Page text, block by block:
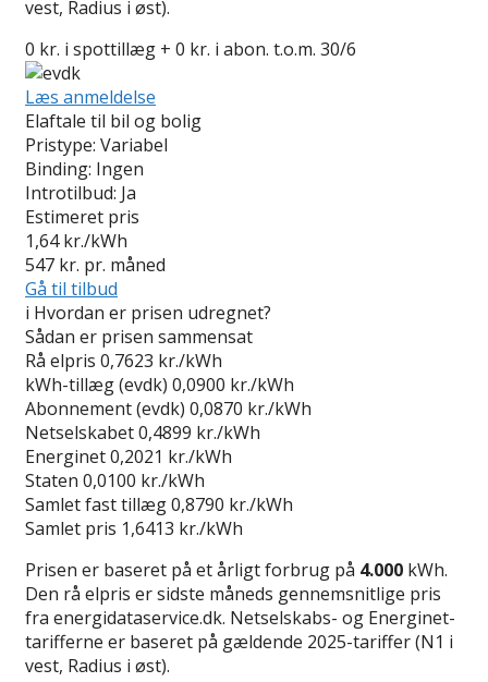
vest, Radius i øst).
0 kr. i spottillæg + 0 kr. i abon. t.o.m. 30/6
Læs anmeldelse
Elaftale til bil og bolig
Pristype: Variabel
Binding: Ingen
Introtilbud: Ja
Estimeret pris
1,64 kr./kWh
547 kr. pr. måned
Gå til tilbud
i Hvordan er prisen udregnet?
Sådan er prisen sammensat
Rå elpris 0,7623 kr./kWh
kWh-tillæg (evdk) 0,0900 kr./kWh
Abonnement (evdk) 0,0870 kr./kWh
Netselskabet0,4899 kr./kWh
Energinet0,2021 kr./kWh
Staten 0,0100 kr./kWh
Samlet fast tillæg0,8790 kr./kWh
Samlet pris 1,6413 kr./kWh
Prisen er baseret på et årligt forbrug på 4.000 kWh.
Den rå elpris er sidste måneds gennemsnitlige pris
fra energidataservice.dk. Netselskabs- og Energinet-
tarifferne er baseret på gældende 2025-tariffer (N1 i
vest, Radius i øst).